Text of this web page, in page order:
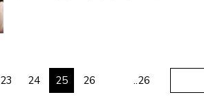
23 24 25 26 ..26